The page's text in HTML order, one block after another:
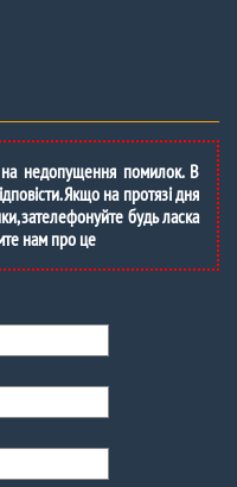
на недопущення помилок. В
Якщо на протязі дня
зателефонуйте будь ласка
нам про це